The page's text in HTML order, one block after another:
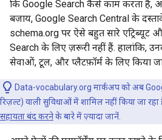
कि Google Search कैसे काम करता है,
बजाय, Google Search Central के
schema.org पर ऐसे बहुत सारे
Search के लिए ज़रूरी नहीं हैं. हालांकि,
सेवाओं, टूल, और प्लैटफ़ॉर्म के लिए किया
Data-vocabulary.org मार्कअप को अब
रिज़ल्ट) वाली सुविधाओं में शामिल नहीं किया जा रहा
सहायता बंद करनेके बारे में ज़्यादा जानें.